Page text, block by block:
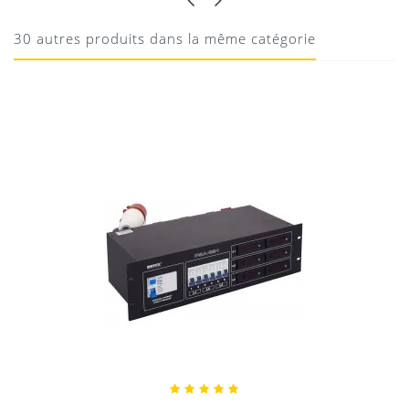
10/08/2020
30 autres produits dans la même catégorie